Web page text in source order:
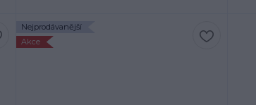
Nejprodávanější
Akce